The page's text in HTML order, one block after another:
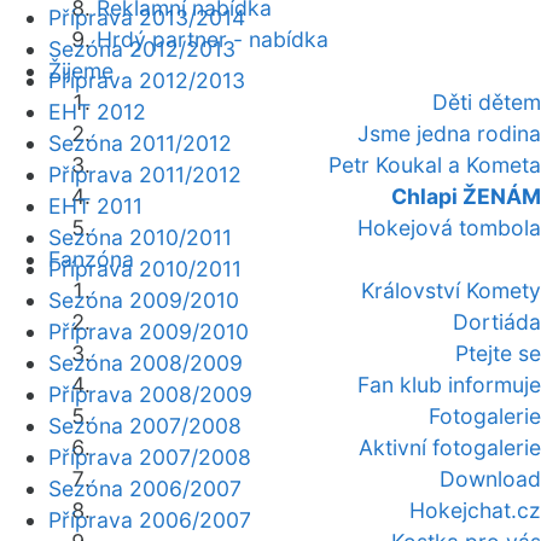
Reklamní nabídka
Hrdý partner - nabídka
Žijeme
Děti dětem
Jsme jedna rodina
Petr Koukal a Kometa
Chlapi ŽENÁM
Hokejová tombola
Fanzóna
Království Komety
Dortiáda
Ptejte se
Fan klub informuje
Fotogalerie
Aktivní fotogalerie
Download
Hokejchat.cz
Příprava 2013/2014
Sezóna 2012/2013
Příprava 2012/2013
EHT 2012
Sezóna 2011/2012
Příprava 2011/2012
EHT 2011
Sezóna 2010/2011
Příprava 2010/2011
Sezóna 2009/2010
Příprava 2009/2010
Sezóna 2008/2009
Příprava 2008/2009
Sezóna 2007/2008
Příprava 2007/2008
Sezóna 2006/2007
Příprava 2006/2007